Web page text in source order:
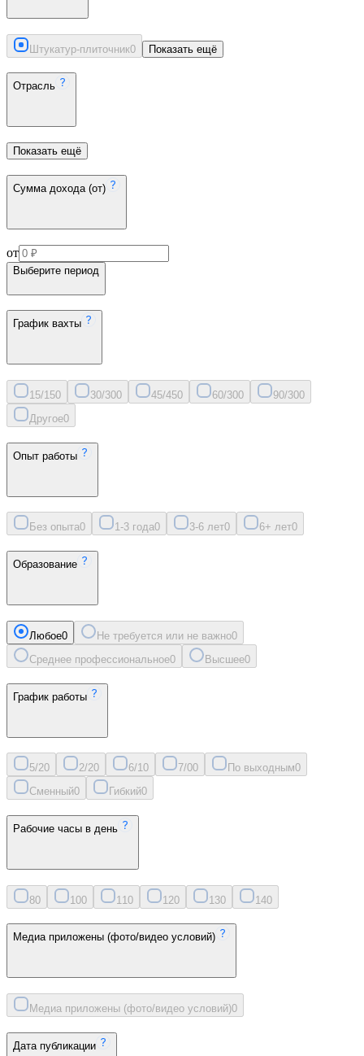
Штукатур-плиточник0 Показать ещё
Отрасль
Показать ещё
Сумма дохода (от)
от
Выберите период
График вахты
15/150 30/300 45/450 60/300 90/300
Другое0
Опыт работы
Без опыта0 1-3 года0 3-6 лет0 6+ лет0
Образование
Любое0 Не требуется или не важно0
Среднее профессиональное0 Высшее0
График работы
5/20 2/20 6/10 7/00 По выходным0
Сменный0 Гибкий0
Рабочие часы в день
80 100 11 0 120 130 140
Медиа приложены (фото/видео условий)
Медиа приложены (фото/видео условий)0
Дата публикации